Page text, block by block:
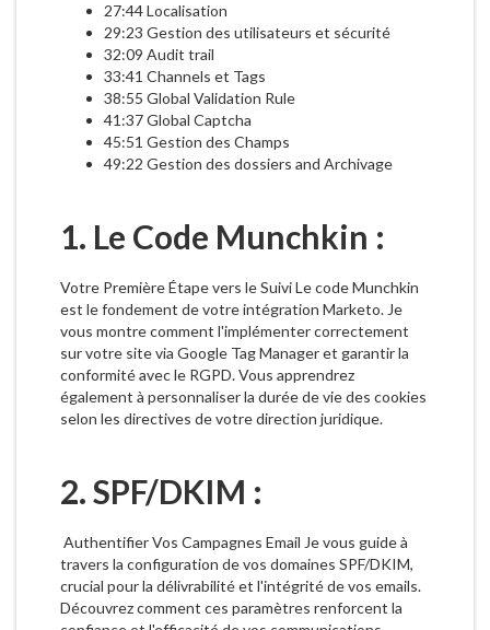
27:44 Localisation
29:23 Gestion des utilisateurs et sécurité
32:09 Audit trail
33:41 Channels et Tags
38:55 Global Validation Rule
41:37 Global Captcha
45:51 Gestion des Champs
49:22 Gestion des dossiers and Archivage
1. Le Code Munchkin :
Votre Première Étape vers le Suivi Le code Munchkin
est le fondement de votre intégration Marketo. Je
vous montre comment l'implémenter correctement
sur votre site via Google Tag Manager et garantir la
conformité avec le RGPD. Vous apprendrez
également à personnaliser la durée de vie des cookies
selon les directives de votre direction juridique.
2. SPF/DKIM :
Authentifier Vos Campagnes Email Je vous guide à
travers la configuration de vos domaines SPF/DKIM,
crucial pour la délivrabilité et l'intégrité de vos emails.
Découvrez comment ces paramètres renforcent la